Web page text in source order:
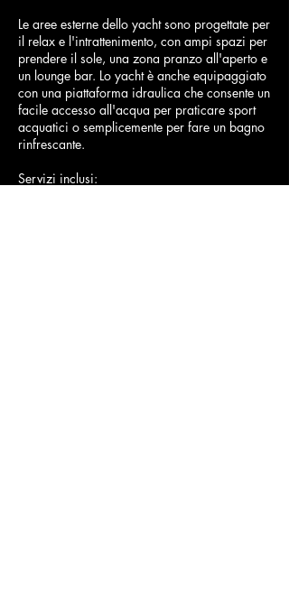
Le aree esterne dello yacht sono progettate per
il relax e l'intrattenimento, con ampi spazi per
prendere il sole, una zona pranzo all'aperto e
un lounge bar. Lo yacht è anche equipaggiato
con una piattaforma idraulica che consente un
facile accesso all'acqua per praticare sport
acquatici o semplicemente per fare un bagno
rinfrescante.
Servizi inclusi: